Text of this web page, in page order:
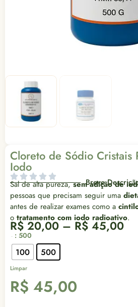
Cloreto de Sódio Cristais
Iodo
Breve
Sal de alta pureza,sem adição de
pessoas que precisam seguir uma
antes de realizar exames como a
o tratamento com iodo radioativo.
R$20,00 – R$45,00
: 500
100 500
Limpar
R$ 45,00